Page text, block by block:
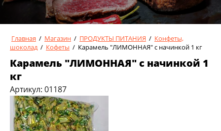
Главная / Магазин / ПРОДУКТЫ ПИТАНИЯ / Конфеты,
шоколад / Кофеты / Карамель "ЛИМОННАЯ" с начинкой 1 кг
Карамель "ЛИМОННАЯ" с начинкой 1
кг
Артикул: 01187